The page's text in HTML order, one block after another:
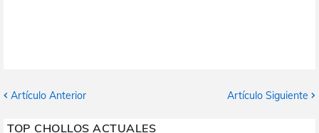
Artículo Anterior Artículo Siguiente
TOP CHOLLOS ACTUALES